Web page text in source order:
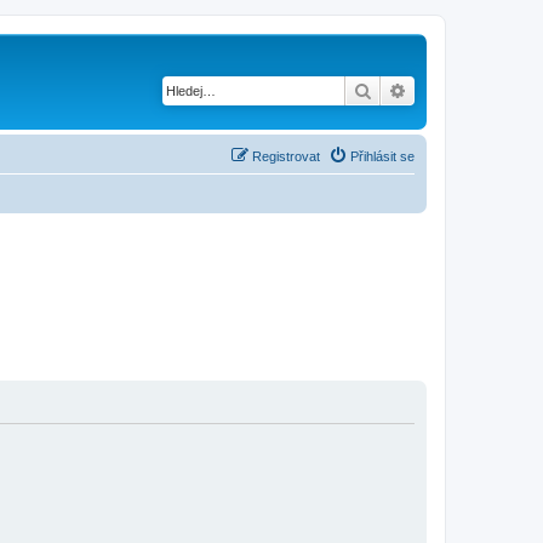
Hledat
Přihlásit se
Registrovat